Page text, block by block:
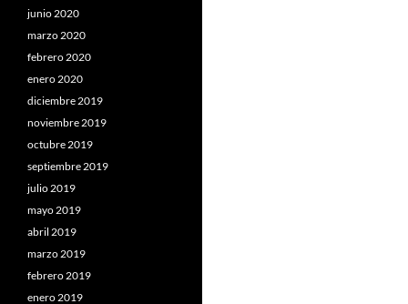
junio 2020
marzo 2020
febrero 2020
enero 2020
diciembre 2019
noviembre 2019
octubre 2019
septiembre 2019
julio 2019
mayo 2019
abril 2019
marzo 2019
febrero 2019
enero 2019